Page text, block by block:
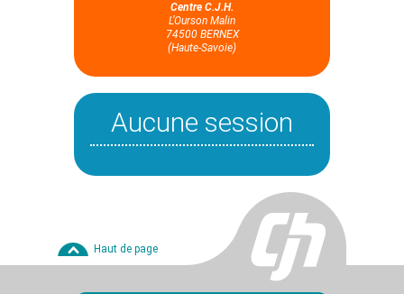
Centre C.J.H.
L’Ourson Malin
74500 BERNEX
(Haute-Savoie)
Aucune session
Haut de page